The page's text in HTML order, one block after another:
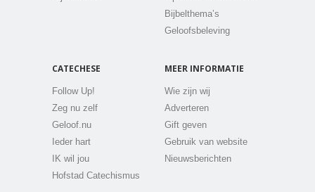
Bijbelthema’s
Geloofsbeleving
CATECHESE
Follow Up!
Zeg nu zelf
Geloof.nu
Ieder hart
IK wil jou
Hofstad Catechismus
MEER INFORMATIE
Wie zijn wij
Adverteren
Gift geven
Gebruik van website
Nieuwsberichten